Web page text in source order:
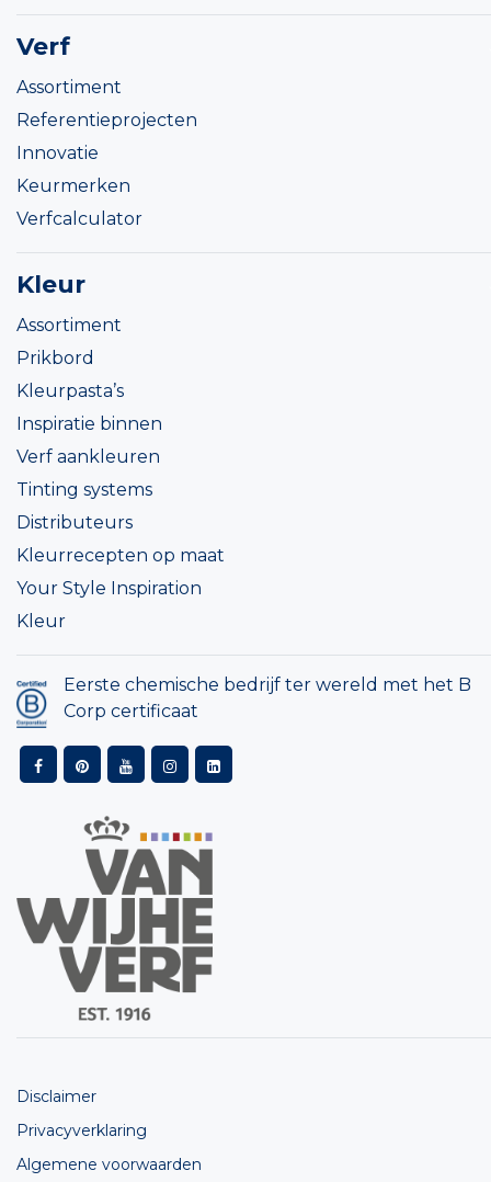
Verf
Assortiment
Referentieprojecten
Innovatie
Keurmerken
Verfcalculator
Kleur
Assortiment
Prikbord
Kleurpasta’s
Inspiratie binnen
Verf aankleuren
Tinting systems
Distributeurs
Kleurrecepten op maat
Your Style Inspiration
Kleur
Eerste chemische bedrijf ter wereld met het B
Corp certificaat
Disclaimer
Privacyverklaring
Algemene voorwaarden